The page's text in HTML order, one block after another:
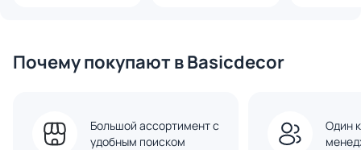
Почему покупают в Basicdecor
Большой ассортимент с
удобным поиском
Один